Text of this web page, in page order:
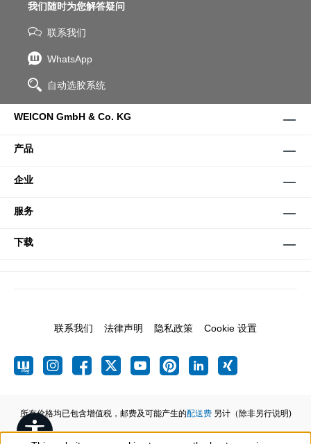
我们随时为您解答疑问
联系我们
WhatsApp
自动选胶系统
WEICON GmbH & Co. KG
产品
企业
服务
下载
联系我们 法律声明 隐私政策 Cookie 设置
所有价格均已包含增值税，邮费及可能产生的配送费另计（除非另行说明)
Show toolbar